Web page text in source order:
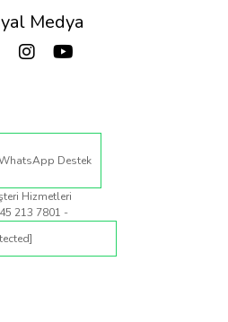
Medya
Destek
Hizmetleri
213 7801 -